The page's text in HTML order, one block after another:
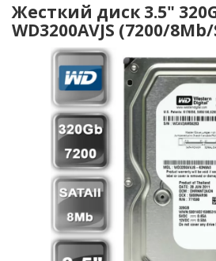
Жесткий диск 3.5"
WD3200AVJS (7200/